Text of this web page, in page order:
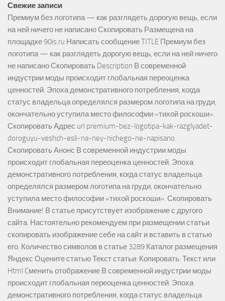
Свежие записи
Премиум без логотипа — как разглядеть дорогую вещь, если
на ней ничего не написано Скопировать Размещена на
площадке 90is.ru Написать сообщение TITLE Премиум без
логотипа — как разглядеть дорогую вещь, если на ней ничего
не написано Скопировать Description В современной
индустрии моды происходит глобальная переоценка
ценностей. Эпоха демонстративного потребления, когда
статус владельца определялся размером логотипа на груди,
окончательно уступила место философии «тихой роскоши».
Скопировать Адрес url premium-bez-logotipa-kak-razglyadet-
doroguyu-veshch-esli-na-ney-nichego-ne-napisano
Скопировать Анонс В современной индустрии моды
происходит глобальная переоценка ценностей. Эпоха
демонстративного потребления, когда статус владельца
определялся размером логотипа на груди, окончательно
уступила место философии «тихой роскоши». Скопировать
Внимание! В статье присутствует изображение с другого
сайта. Настоятельно рекомендуем при размещении статьи
скопировать изображение себе на сайт и вставить в статью
его. Количество символов в статье 3289 Каталог размещения
Яндекс Оцените статью Текст статьи: Копировать: Текст или
Html Cменить отображение В современной индустрии моды
происходит глобальная переоценка ценностей. Эпоха
демонстративного потребления, когда статус владельца